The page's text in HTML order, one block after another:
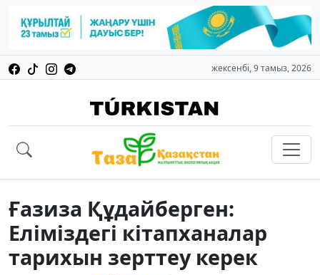
жексенбі, 9 тамыз, 2026
Ғазиза Құдайберген:
Еліміздегі кітапханалар
тарихын зерттеу керек